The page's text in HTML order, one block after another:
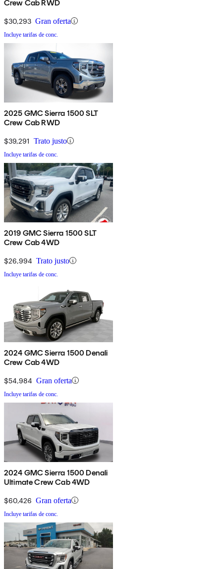
Crew Cab RWD
$30,293 Gran oferta
Incluye tarifas de conc.
2025 GMC Sierra 1500 SLT
Crew Cab RWD
$39,291 Trato justo
Incluye tarifas de conc.
2019 GMC Sierra 1500 SLT
Crew Cab 4WD
$26,994 Trato justo
Incluye tarifas de conc.
2024 GMC Sierra 1500 Denali
Crew Cab 4WD
$54,984 Gran oferta
Incluye tarifas de conc.
2024 GMC Sierra 1500 Denali
Ultimate Crew Cab 4WD
$60,426 Gran oferta
Incluye tarifas de conc.